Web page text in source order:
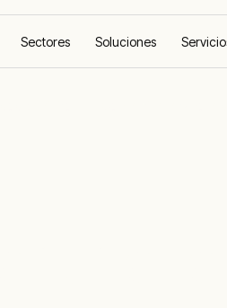
Sectores Soluciones